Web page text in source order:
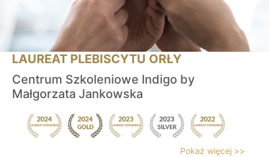
LAUREAT PLEBISCYTU ORŁY
Centrum Szkoleniowe Indigo by
Małgorzata Jankowska
Pokaż więcej >>